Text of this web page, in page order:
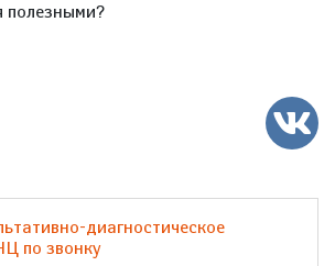
полезными?
диагностическое
по звонку